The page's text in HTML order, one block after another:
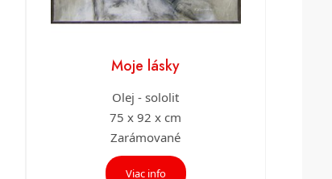
Moje lásky
Olej - sololit
75 x 92 x cm
Zarámované
Viac info